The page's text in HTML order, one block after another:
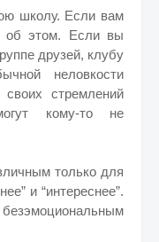
школу. Если вам
об этом. Если вы
друзей, клубу
неловкости
стремлений
кому-то не
только для
и “интереснее”.